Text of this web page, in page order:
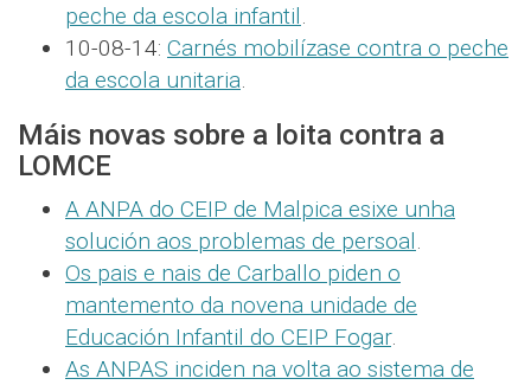
peche da escola infantil
10-08-14: Carnés mobilízase contra o peche
da escola unitaria
Máis novas sobre a loita contra a
LOMCE
A ANPA do CEIP de Malpica esixe unha
solución aos problemas de persoal
Os pais e nais de Carballo piden o
mantemento da novena unidade de
Educación Infantil do CEIP Fogar.
As ANPAS inciden na volta ao sistema de